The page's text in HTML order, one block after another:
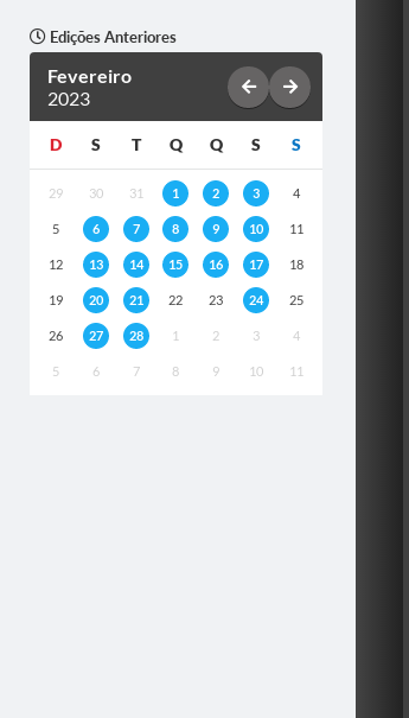
Edições Anteriores
Fevereiro
2023
D S T Q Q S S
29 30 31 1 2 3 4
5 6 7 8 9 10 11
12 13 14 15 16 17 18
19 20 21 22 23 24 25
26 27 28 1 2 3 4
5 6 7 8 9 10 11